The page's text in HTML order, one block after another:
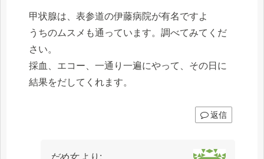
甲状腺は、表参道の伊藤病院が有名ですよ
うちのムスメも通っています。調べてみてくだ
さい。
採血、エコー、一通り一遍にやって、その日に
結果をだしてくれます。
返信
だめ女 より: